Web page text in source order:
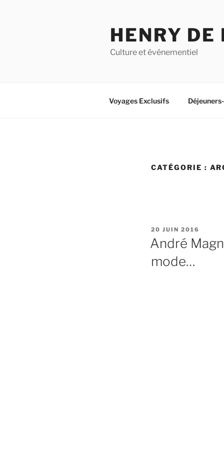
HENRY DE
Culture et événementiel
Voyages Exclusifs
CATÉGORIE :
PUBLIÉ
LE
20 JUIN 2016
André
mode…